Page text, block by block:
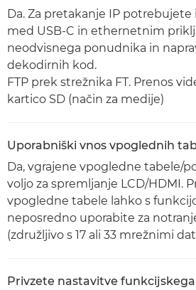
Da. Za pretakanje IP
med USB-C in ethernetnim
neodvisnega ponudnika in
dekodirnih kod.
FTP prek strežnika FT. Prenos
kartico SD (način za medije)
Uporabniški vnos vpoglednih
Da, vgrajene vpogledne tabele/
voljo za spremljanje LCD/HDMI.
vpogledne tabele lahko s
neposredno uporabite za
(združljivo s 17 ali 33 mrežnimi
Privzete nastavitve